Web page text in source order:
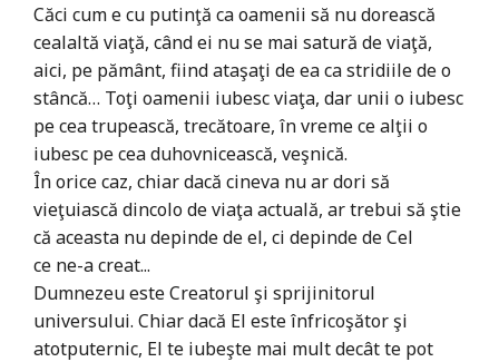
Căci cum e cu putinţă ca oamenii să nu dorească
cealaltă viaţă, când ei nu se mai satură de viaţă,
aici, pe pământ, fiind ataşaţi de ea ca stridiile de o
stâncă… Toţi oamenii iubesc viaţa, dar unii o iubesc
pe cea trupească, trecătoare, în vreme ce alţii o
iubesc pe cea duhovnicească, veşnică.
În orice caz, chiar dacă cineva nu ar dori să
vieţuiască dincolo de viaţa actuală, ar trebui să ştie
că aceasta nu depinde de el, ci depinde de Cel
ce ne-a creat...
Dumnezeu este Creatorul şi sprijinitorul
universului. Chiar dacă El este înfricoşător şi
atotputernic, El te iubeşte mai mult decât te pot